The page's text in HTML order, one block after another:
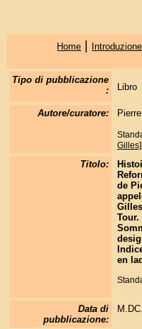
Home | Introduzione
Tipo di pubblicazione
:
Libro
Autore/curatore:
Titolo:
de
en
Data di
pubblicazione: